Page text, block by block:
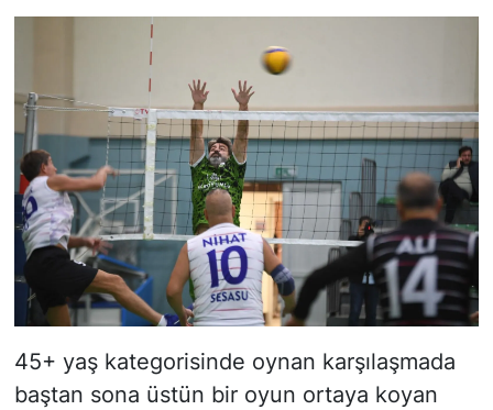
45+ yaş kategorisinde oynan karşılaşmada
baştan sona üstün bir oyun ortaya koyan